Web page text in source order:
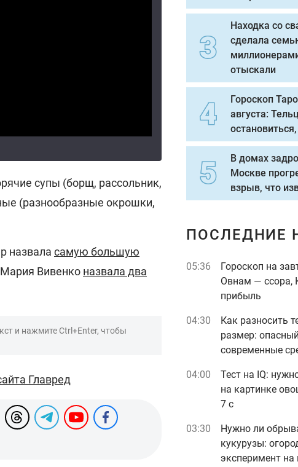
супы (борщ, рассольник,
(разнообразные окрошки,
назвала самую большую
Вивенко назвала два
и нажмите Ctrl+Enter, чтобы
Главред
Находка со
сделала
отыскали
Гороскоп
августа:
В домах
Москве
взрыв, что
ПОСЛЕДНИЕ
05:36
Гороскоп на
Овнам — ссора,
прибыль
04:30
Как разносить
размер:
современные
04:00
Тест на IQ:
на картинке
7 с
03:30
Нужно ли
кукурузы:
эксперимент на